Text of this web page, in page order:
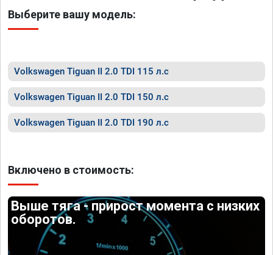
Выберите вашу модель:
Volkswagen Tiguan II 2.0 TDI 115 л.с
Volkswagen Tiguan II 2.0 TDI 150 л.с
Volkswagen Tiguan II 2.0 TDI 190 л.с
Включено в стоимость:
Выше тяга - прирост момента с низких
оборотов.